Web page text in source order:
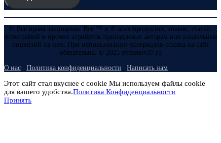
© Все права защищены. Все ™ и © всех продуктов, знаков, статей,
фотографий и прочих атрибутов принадлежат авторам или владельцам
лицензий на них. При использовании материалов ссылка на сайт
обязательна. © 2025 evmenov37.ru
О нас Политика конфиденциальности Написать нам
Этот сайт стал вкуснее с cookie Мы используем файлы cookie
для вашего удобства.Политика Конфиденциальности
Принять